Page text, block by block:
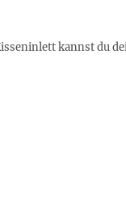
kannst du